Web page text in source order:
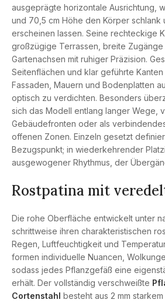
ausgeprägte horizontale Ausrichtung,
und 70,5 cm Höhe den Körper schlank
erscheinen lassen. Seine rechteckige
großzügige Terrassen, breite
Gartenachsen mit ruhiger Präzision.
Seitenflächen und klar geführte
Fassaden, Mauern und Bodenplatten
optisch zu verdichten. Besonders
sich das Modell entlang langer Wege,
Gebäudefronten oder als
offenen Zonen. Einzeln gesetzt
Bezugspunkt; in wiederkehrender
ausgewogener Rhythmus, der
Rostpatina mit
Die rohe Oberfläche entwickelt unter
schrittweise ihren charakteristischen
Regen, Luftfeuchtigkeit und
formen individuelle Nuancen,
sodass jedes Pflanzgefäß eine
erhält. Der vollständig verschweißte
Cortenstahl besteht aus 2 mm